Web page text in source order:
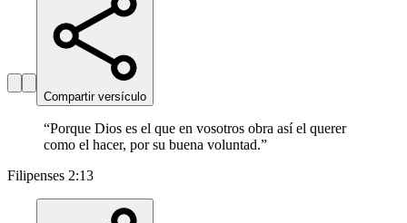
Compartir versículo
“Porque Dios es el que en vosotros obra así el querer
como el hacer, por su buena voluntad.”
Filipenses 2:13